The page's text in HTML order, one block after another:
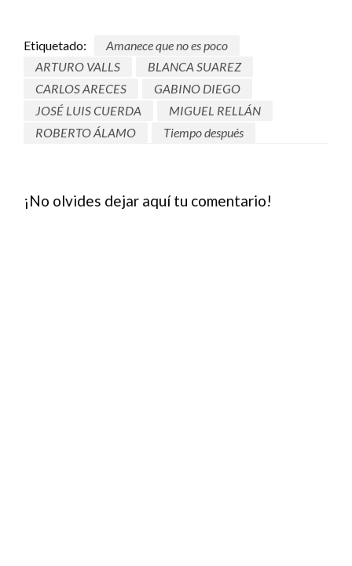
Etiquetado:
Amanece que no es poco
ARTURO VALLS
BLANCA SUAREZ
CARLOS ARECES
GABINO DIEGO
JOSÉ LUIS CUERDA
MIGUEL RELLÁN
ROBERTO ÁLAMO
Tiempo después
¡No olvides dejar aquí tu comentario!